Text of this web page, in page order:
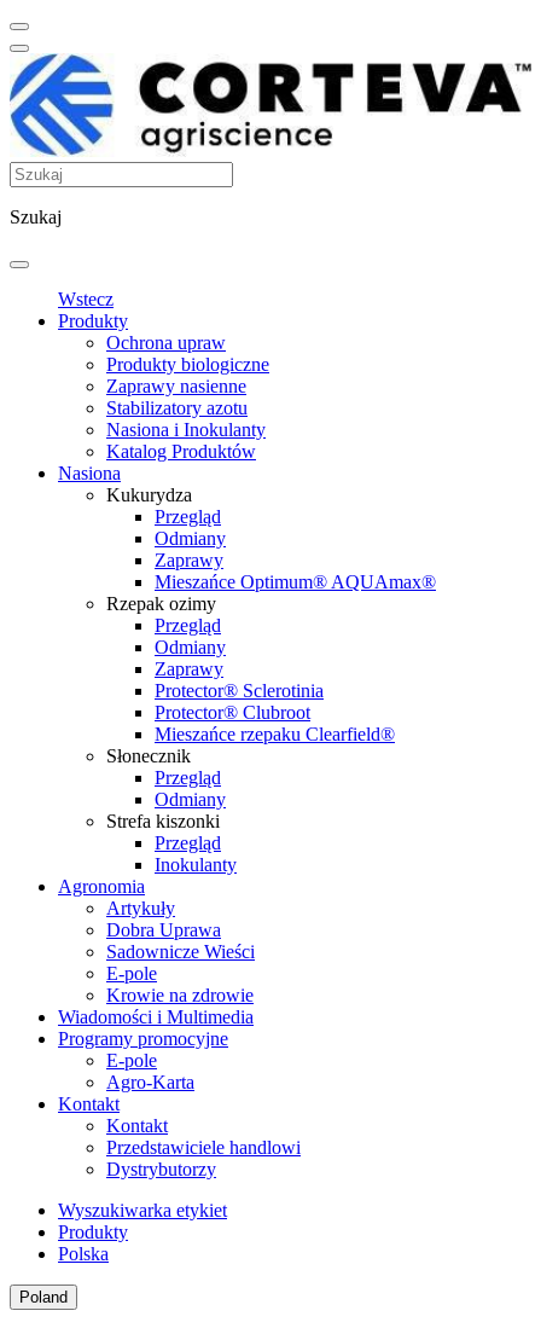
Szukaj
Wstecz
Produkty
Ochrona upraw
Produkty biologiczne
Zaprawy nasienne
Stabilizatory azotu
Nasiona i Inokulanty
Katalog Produktów
Nasiona
Kukurydza
Przegląd
Odmiany
Zaprawy
Mieszańce Optimum® AQUAmax®
Rzepak ozimy
Przegląd
Odmiany
Zaprawy
Protector® Sclerotinia
Protector® Clubroot
Mieszańce rzepaku Clearfield®
Słonecznik
Przegląd
Odmiany
Strefa kiszonki
Przegląd
Inokulanty
Agronomia
Artykuły
Dobra Uprawa
Sadownicze Wieści
E-pole
Krowie na zdrowie
Wiadomości i Multimedia
Programy promocyjne
E-pole
Agro-Karta
Kontakt
Kontakt
Przedstawiciele handlowi
Dystrybutorzy
Wyszukiwarka etykiet
Produkty
Polska
Poland